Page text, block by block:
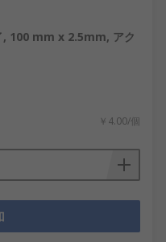
100 mm x 2.5mm, アク
￥4.00/個